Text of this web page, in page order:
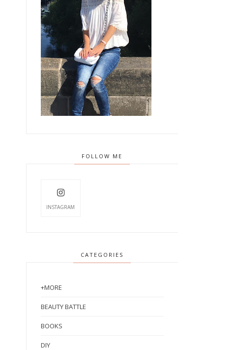
FOLLOW ME
INSTAGRAM
CATEGORIES
+MORE
BEAUTY BATTLE
BOOKS
DIY